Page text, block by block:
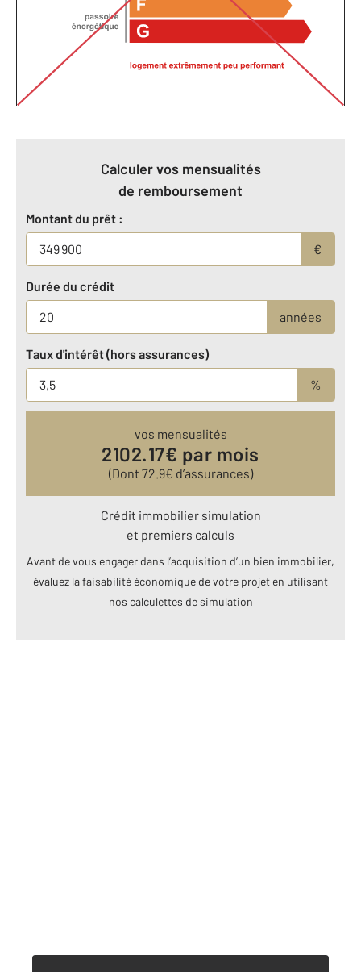
Calculer vos mensualités
de remboursement
Montant du prêt :
€
Durée du crédit
années
Taux d'intérêt (hors assurances)
%
vos mensualités
2102.17€ par mois
(Dont 72.9€ d’assurances)
Crédit immobilier simulation
et premiers calculs
Avant de vous engager dans l’acquisition d’un bien immobilier,
évaluez la faisabilité économique de votre projet en utilisant
nos calculettes de simulation